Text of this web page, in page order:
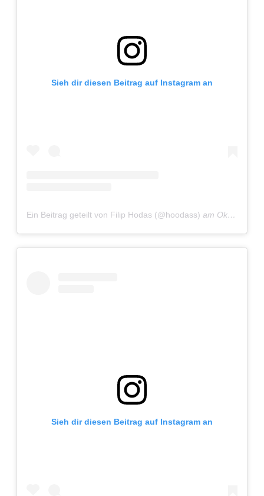
Sieh dir diesen Beitrag auf Instagram an
Ein Beitrag geteilt von Filip Hodas (@hoodass) am Okt 23, 2019 um 3:36 PDT
Sieh dir diesen Beitrag auf Instagram an